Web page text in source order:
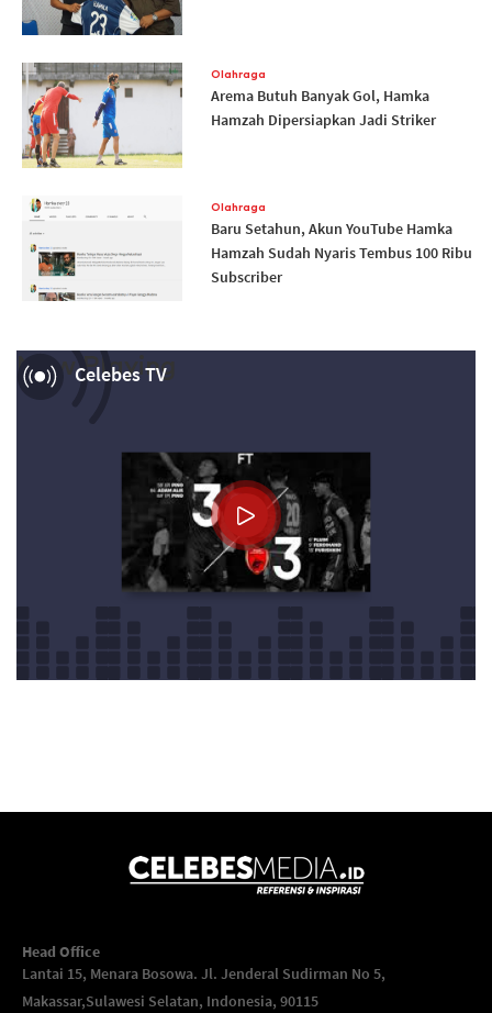
Olahraga
Arema Butuh Banyak Gol, Hamka
Hamzah Dipersiapkan Jadi Striker
Olahraga
Baru Setahun, Akun YouTube Hamka
Hamzah Sudah Nyaris Tembus 100 Ribu
Subscriber
Celebes TV
Now Playing
Head Office
Lantai 15, Menara Bosowa. Jl. Jenderal Sudirman No 5,
Makassar,Sulawesi Selatan, Indonesia, 90115